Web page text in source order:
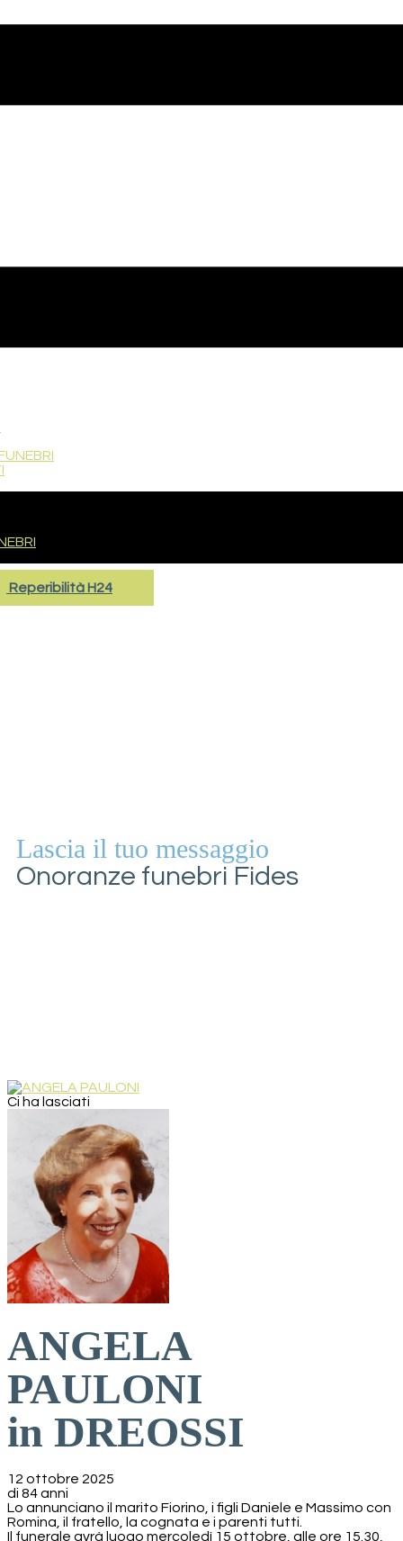
Reperibilità H24
Lascia il tuo messaggio
Onoranze funebri Fides
Ci ha lasciati
ANGELA
PAULONI
in DREOSSI
12 ottobre 2025
di 84 anni
Lo annunciano il marito Fiorino, i figli Daniele e Massimo con
Romina, il fratello, la cognata e i parenti tutti.
Il funerale avrà luogo mercoledì 15 ottobre, alle ore 15.30,